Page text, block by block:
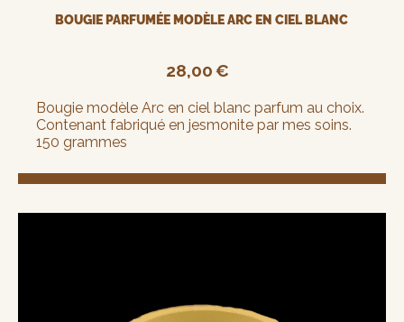
BOUGIE PARFUMÉE MODÈLE ARC EN CIEL BLANC
28,00€
Bougie modèle Arc en ciel blanc parfum au choix.
Contenant fabriqué en jesmonite par mes soins.
150 grammes